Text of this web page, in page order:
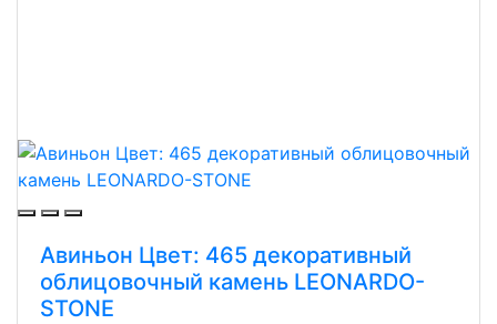
Авиньон Цвет: 465 декоративный
облицовочный камень LEONARDO-
STONE